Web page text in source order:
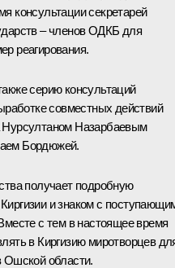
консультации секретарей
– членов ОДКБ для
реагирования.
серию консультаций
совместных действий
Нурсултаном Назарбаевым
Бордюжей.
получает подробную
и знаком с
с тем в настоящее время
в Киргизию миротворцев
Ошской области.